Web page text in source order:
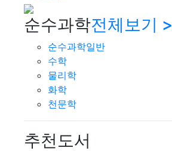
순수과학전체보기 >
순수과학일반
수학
물리학
화학
천문학
추천도서